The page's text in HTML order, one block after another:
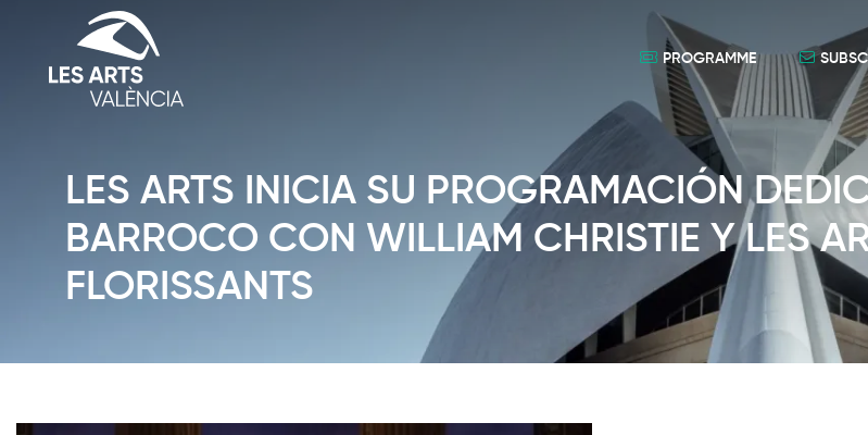
PROGRAMME
LES ARTS INICIA SU PROGRAMACIÓN
BARROCO CON WILLIAM CHRISTIE Y LES
FLORISSANTS